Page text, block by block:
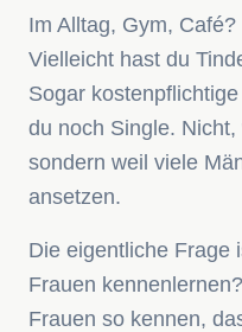
Im Alltag, Gym,
Vielleicht hast du
Sogar
du noch Single.
sondern weil viele
ansetzen.
Die eigentliche Frage
Frauen
Frauen so kennen,